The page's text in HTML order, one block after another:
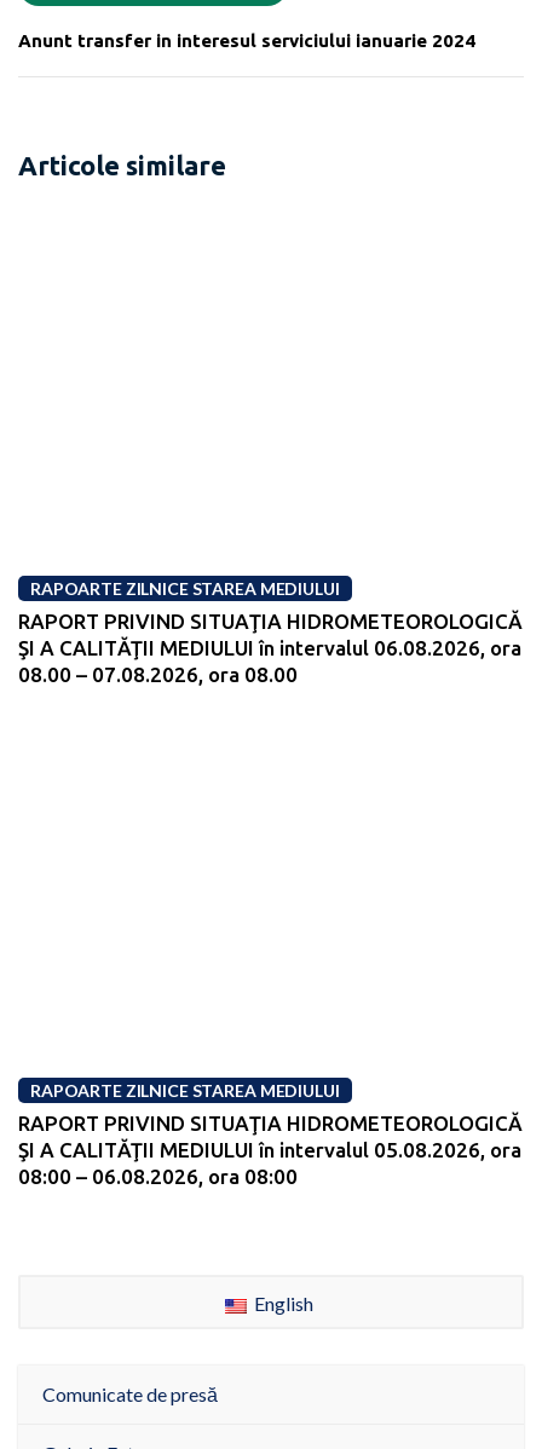
Anunt transfer in interesul serviciului ianuarie 2024
Articole similare
RAPOARTE ZILNICE STAREA MEDIULUI
RAPORT PRIVIND SITUAŢIA HIDROMETEOROLOGICĂ
ŞI A CALITĂŢII MEDIULUI în intervalul 06.08.2026, ora
08.00 – 07.08.2026, ora 08.00
RAPOARTE ZILNICE STAREA MEDIULUI
RAPORT PRIVIND SITUAŢIA HIDROMETEOROLOGICĂ
ŞI A CALITĂŢII MEDIULUI în intervalul 05.08.2026, ora
08:00 – 06.08.2026, ora 08:00
English
Comunicate de presă